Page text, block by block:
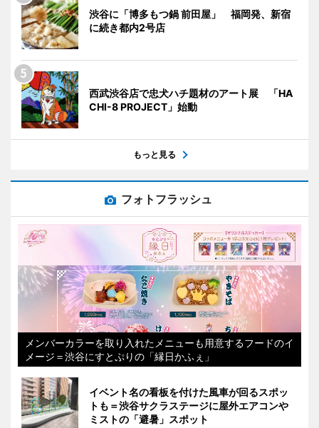
渋谷に「博多もつ鍋 前田屋」 福岡発、新宿
に続き都内2号店
西武渋谷店で忠犬ハチ題材のアート展 「HA
CHI-8 PROJECT」始動
もっと見る
フォトフラッシュ
メンバーカラーを取り入れたメニューも用意するフードのイ
メージ＝渋谷にすとぷりの「縁日かふぇ」
イベント名の看板を付けた風車が回るスポッ
トも＝渋谷サクラステージに屋外エアコンや
ミストの「避暑」スポット